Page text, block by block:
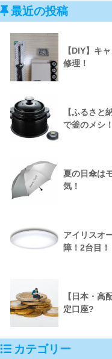
最近の投稿
【DIY】キ
修理！
【ふるさと
で釜のメシ！
夏の日傘は
気！
アイリスオ
障！2台目！
【日本・高
定口座?
カテゴリー